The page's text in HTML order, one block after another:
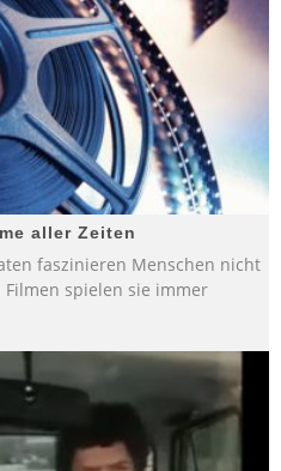
aller Zeiten
faszinieren Menschen nicht
spielen sie immer